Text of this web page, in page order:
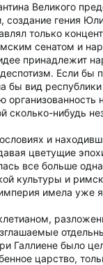
Великого
создание гения
только
сенатом и
принадлежит
Если
бы вид
нибудь
и
цветущие
все больше
культуры и
имела уже
Галлиене было
царство,